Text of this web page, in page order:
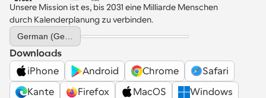
Unsere Mission ist es, bis 2031 eine Milliarde Menschen
durch Kalenderplanung zu verbinden.
Select Language
Downloads
iPhone
Android Chrome
Safari
Kante
Firefox MacOS
Windows